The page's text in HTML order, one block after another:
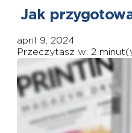
Jak
april 9, 2024
Przeczytasz w: 2